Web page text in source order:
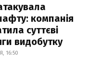
компанія
суттєві
видобутку
16:50